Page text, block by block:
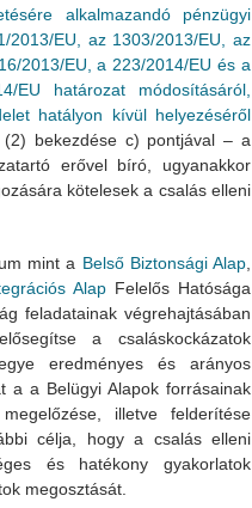
alkalmazandó pénzügyi
2013/EU, az 1303/2013/EU, az
2013/EU, a 223/2014/EU és a
EU határozat módosításáról,
hatályon kívül helyezéséről
bekezdése c) pontjával – a
erővel bíró, ugyanakkor
kötelesek a csalás elleni
mint a Belső Biztonsági Alap
Alap Felelős Hatósága
feladatainak végrehajtásában
a csaláskockázatok
eredményes és arányos
a a Belügyi Alapok forrásainak
illetve felderítése
célja, hogy a csalás elleni
és hatékony gyakorlatok
megosztását.